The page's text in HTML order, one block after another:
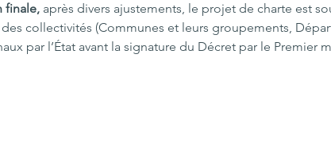
finale, après divers ajustements, le projet de charte est
des collectivités (Communes et leurs groupements,
par l’État avant la signature du Décret par le Premier